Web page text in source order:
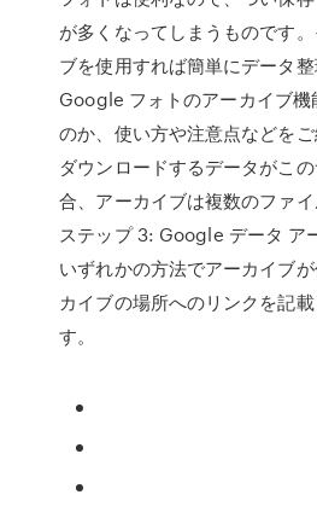
が多くなってしまうものです
ブを使用すれば簡単にデータ整
Google フォトのアーカイブ機
のか、使い方や注意点などをご
ダウンロードするデータがこ
合、アーカイブは複数のファイ
ステップ 3: Google データ ア
いずれかの方法でアーカイブ
カイブの場所へのリンクを記
す。